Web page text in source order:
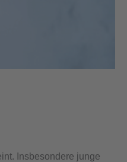
Insbesondere junge